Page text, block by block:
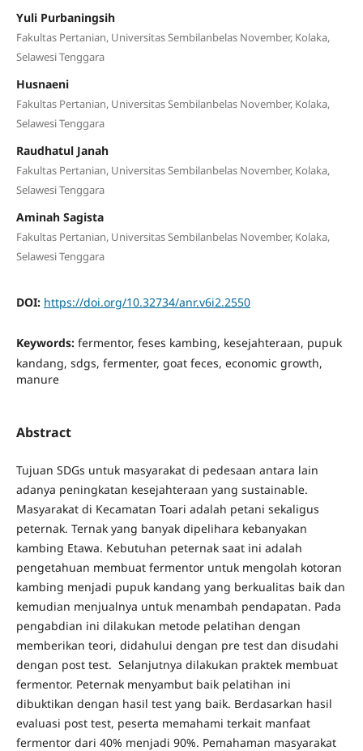
Yuli Purbaningsih
Fakultas Pertanian, Universitas Sembilanbelas November, Kolaka,
Selawesi Tenggara
Husnaeni
Fakultas Pertanian, Universitas Sembilanbelas November, Kolaka,
Selawesi Tenggara
Raudhatul Janah
Fakultas Pertanian, Universitas Sembilanbelas November, Kolaka,
Selawesi Tenggara
Aminah Sagista
Fakultas Pertanian, Universitas Sembilanbelas November, Kolaka,
Selawesi Tenggara
DOI: https://doi.org/10.32734/anr.v6i2.2550
Keywords: fermentor, feses kambing, kesejahteraan, pupuk
kandang, sdgs, fermenter, goat feces, economic growth,
manure
Abstract
Tujuan SDGs untuk masyarakat di pedesaan antara lain
adanya peningkatan kesejahteraan yang sustainable.
Masyarakat di Kecamatan Toari adalah petani sekaligus
peternak. Ternak yang banyak dipelihara kebanyakan
kambing Etawa. Kebutuhan peternak saat ini adalah
pengetahuan membuat fermentor untuk mengolah kotoran
kambing menjadi pupuk kandang yang berkualitas baik dan
kemudian menjualnya untuk menambah pendapatan. Pada
pengabdian ini dilakukan metode pelatihan dengan
memberikan teori, didahului dengan pre test dan disudahi
dengan post test. Selanjutnya dilakukan praktek membuat
fermentor. Peternak menyambut baik pelatihan ini
dibuktikan dengan hasil test yang baik. Berdasarkan hasil
evaluasi post test, peserta memahami terkait manfaat
fermentor dari 40% menjadi 90%. Pemahaman masyarakat